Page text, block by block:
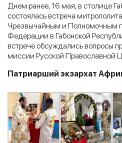
Днем ранее, 16 мая, в столице
состоялась встреча
Чрезвычайным и Полномочным
Федерации в Габонской
встрече обсуждались вопросы
миссии Русской Православной
Патриарший экзархат